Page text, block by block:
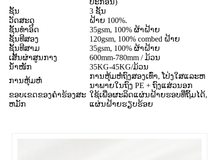
ຊັ້ນ
3 ຊັ້ນ
ວັດສະດຸ
ຝ້າຍ 100%.
ຊັ້ນທໍາອິດ
35gsm, 100% ຜ້າຝ້າຍ
ຊັ້ນທີສອງ
120gsm, 100% combed ຝ້າຍ
ຊັ້ນທີສາມ
35gsm, 100% ຜ້າຝ້າຍ
ເສັ້ນຜ່າສູນກາງ
600mm-780mm / ມ້ວນ
ນ້ຳໜັກ
35KG-45KG/ມ້ວນ
ການຫຸ້ມຫໍ່
ການຫຸ້ມຫໍ່ຖົງສອງເທົ່າ, ໂປ່ງໃສແລະຫ
ນາພາຍໃນຖົງ PE + ຖົງແສ່ວນອກ
ຂອບເຂດຂອງຄໍາຮ້ອງສະ
ຫມັກ
ໃຊ້ເພື່ອຜະລິດແຜ່ນຝ້າຍຮອບທີ່ຖິ້ມໄດ້,
ແຜ່ນຝ້າຍຮຽບຮ້ອຍ